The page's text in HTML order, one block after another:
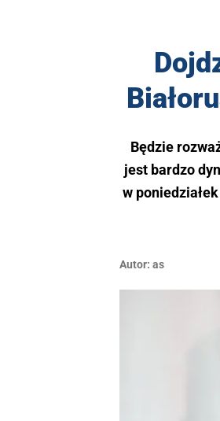
Będzie
jest bardzo
w
Autor: as